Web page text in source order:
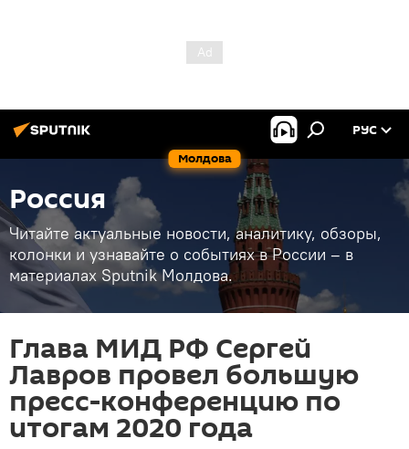
Молдова
РУС
Россия
Читайте актуальные новости, аналитику, обзоры,
колонки и узнавайте о событиях в России – в
материалах Sputnik Молдова.
Глава МИД РФ Сергей
Лавров провел большую
пресс-конференцию по
итогам 2020 года